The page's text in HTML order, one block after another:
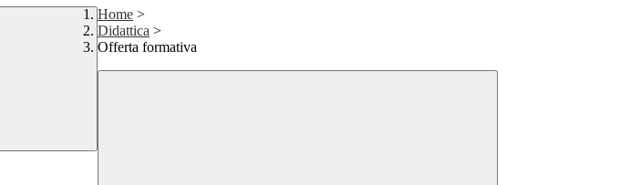
Home >
Didattica >
Offerta formativa